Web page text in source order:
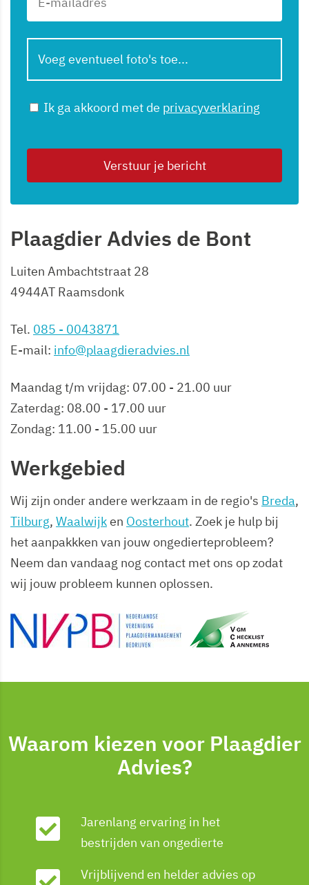
Voeg eventueel foto's toe...
Ik ga akkoord met de privacyverklaring
Verstuur je bericht
Plaagdier Advies de Bont
Luiten Ambachtstraat 28
4944AT Raamsdonk
Tel. 085 - 0043871
E-mail: info@plaagdieradvies.nl
Maandag t/m vrijdag: 07.00 - 21.00 uur
Zaterdag: 08.00 - 17.00 uur
Zondag: 11.00 - 15.00 uur
Werkgebied
Wij zijn onder andere werkzaam in de regio's Breda,
Tilburg, Waalwijken Oosterhout. Zoek je hulp bij
het aanpakkken van jouw ongedierteprobleem?
Neem dan vandaag nog contact met ons op zodat
wij jouw probleem kunnen oplossen.
Waarom kiezen voor Plaagdier
Advies?
Jarenlang ervaring in het
bestrijden van ongedierte
Vrijblijvend en helder advies op